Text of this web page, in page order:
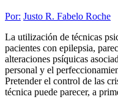
Por: Justo R. Fabelo Roche
La utilización de técnicas
pacientes con epilepsia,
alteraciones psíquicas
personal y el
Pretender el control de las
técnica puede parecer, a